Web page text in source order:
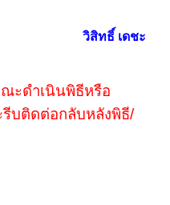
ดชะ
ะดำเนินพิธีหรือ
รีบติดต่อกลับหลังพิธี/